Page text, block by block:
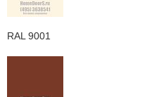
RAL 9001